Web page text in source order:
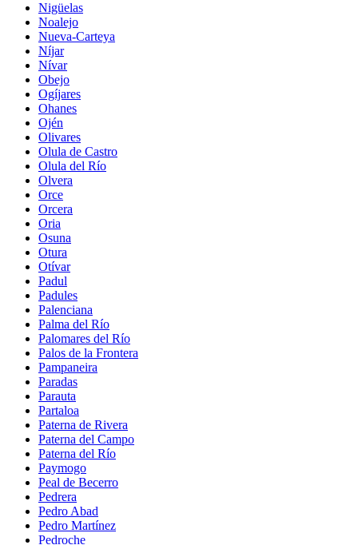
Nigüelas
Noalejo
Nueva-Carteya
Níjar
Nívar
Obejo
Ogíjares
Ohanes
Ojén
Olivares
Olula de Castro
Olula del Río
Olvera
Orce
Orcera
Oria
Osuna
Otura
Otívar
Padul
Padules
Palenciana
Palma del Río
Palomares del Río
Palos de la Frontera
Pampaneira
Paradas
Parauta
Partaloa
Paterna de Rivera
Paterna del Campo
Paterna del Río
Paymogo
Peal de Becerro
Pedrera
Pedro Abad
Pedro Martínez
Pedroche